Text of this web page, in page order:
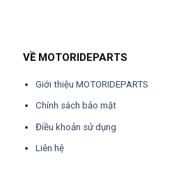
VỀ MOTORIDEPARTS
Giới thiệu MOTORIDEPARTS
Chính sách bảo mật
Điều khoản sử dụng
Liên hệ